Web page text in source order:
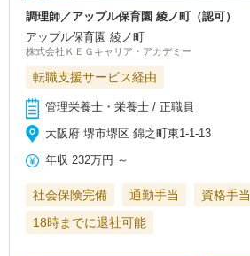
調理師／アップル保育園 綾ノ町（認可）
アップル保育園 綾ノ町
株式会社ＫＥＧキャリア・アカデミー
転職支援サービス経由
管理栄養士・栄養士 / 正職員
大阪府 堺市堺区 錦之町東1-1-13
年収 232万円 ～
社会保険完備 通勤手当
資格手当
18時までに退社可能